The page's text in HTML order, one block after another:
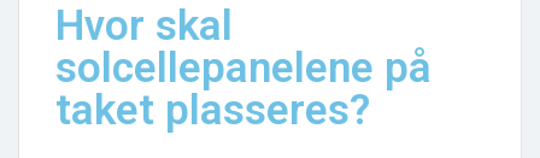
Hvor skal
solcellepanelene på
taket plasseres?